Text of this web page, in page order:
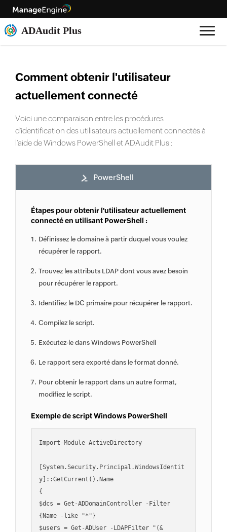
Comment obtenir l'utilisateur
actuellement connecté
Voici une comparaison entre les procédures
d'identification des utilisateurs actuellement connectés à
l’aide de Windows PowerShell et ADAudit Plus :
PowerShell
Étapes pour obtenir l'utilisateur actuellement
connecté en utilisant PowerShell :
Définissez le domaine à partir duquel vous voulez
récupérer le rapport.
Trouvez les attributs LDAP dont vous avez besoin
pour récupérer le rapport.
Identifiez le DC primaire pour récupérer le rapport.
Compilez le script.
Exécutez-le dans Windows PowerShell
Le rapport sera exporté dans le format donné.
Pour obtenir le rapport dans un autre format,
modifiez le script.
Exemple de script Windows PowerShell
Import-Module ActiveDirectory
[System.Security.Principal.WindowsIdentit
y]::GetCurrent().Name
{
$dcs = Get-ADDomainController -Filter
{Name -like "*"}
$users = Get-ADUser -LDAPFilter "(&